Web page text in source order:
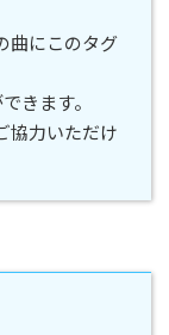
曲にこのタグ
きます。
協力いただけ